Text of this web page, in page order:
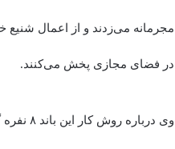
مجرمانه می‌زدند و از اعمال شنیع
در فضای مجازی پخش می‌کنند.
وی